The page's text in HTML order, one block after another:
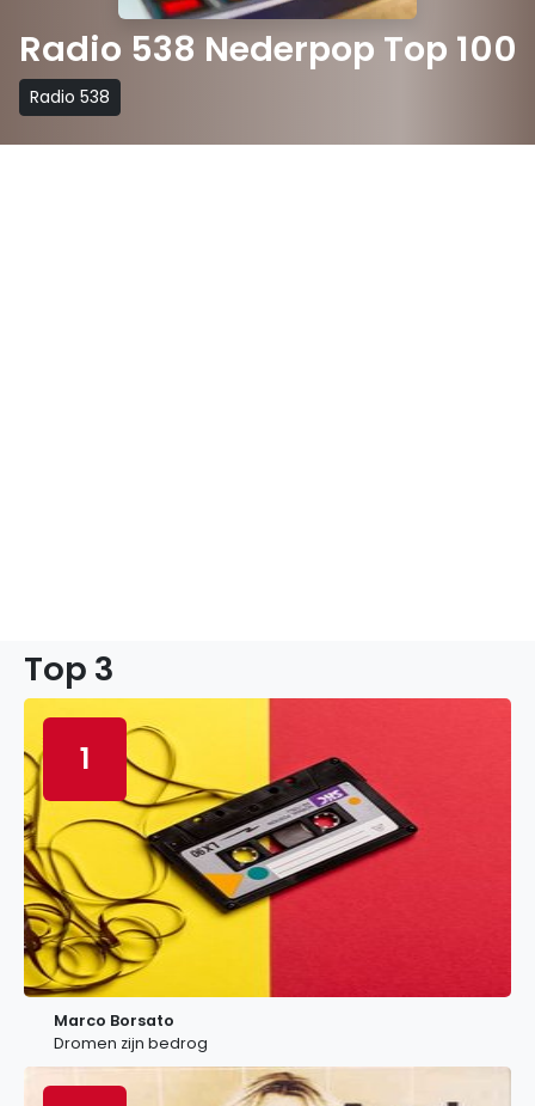
Radio 538 Nederpop Top 100
Radio 538
Top 3
1
Marco Borsato
Dromen zijn bedrog